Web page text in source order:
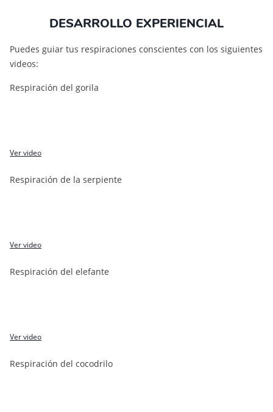
DESARROLLO EXPERIENCIAL
Puedes guiar tus respiraciones conscientes con los siguientes
videos:
Respiración del gorila
Ver video
Respiración de la serpiente
Ver video
Respiración del elefante
Ver video
Respiración del cocodrilo